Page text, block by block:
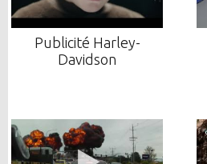
Publicité Harley-
Davidson